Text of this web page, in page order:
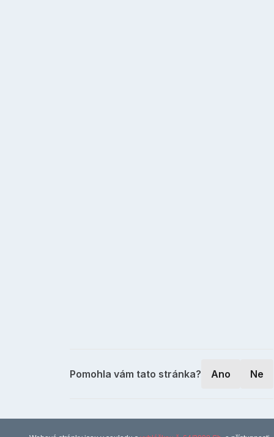
Pomohla vám tato stránka? Ano Ne